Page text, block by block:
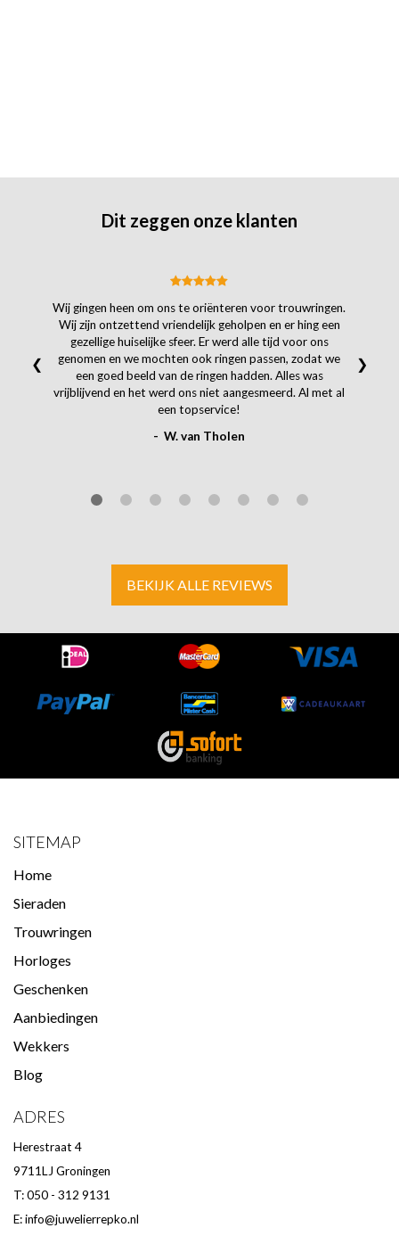
Dit zeggen onze klanten
Wij gingen heen om ons te oriënteren voor trouwringen.
Wij zijn ontzettend vriendelijk geholpen en er hing een
gezellige huiselijke sfeer. Er werd alle tijd voor ons
genomen en we mochten ook ringen passen, zodat we
een goed beeld van de ringen hadden. Alles was
vrijblijvend en het werd ons niet aangesmeerd. Al met al
een topservice!
- W. van Tholen
❮ ❯
BEKIJK ALLE REVIEWS
SITEMAP
Home
Sieraden
Trouwringen
Horloges
Geschenken
Aanbiedingen
Wekkers
Blog
ADRES
Herestraat 4
9711LJ Groningen
T: 050 - 312 9131
E:info@juwelierrepko.nl